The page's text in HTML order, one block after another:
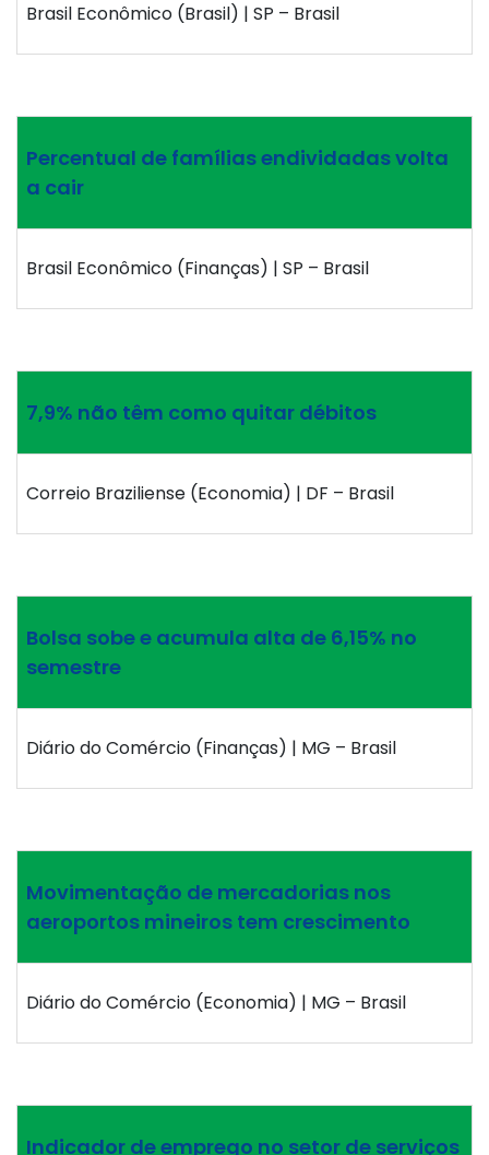
Brasil Econômico (Brasil) | SP – Brasil
Percentual de famílias endividadas volta
a cair
Brasil Econômico (Finanças) | SP – Brasil
7,9% não têm como quitar débitos
Correio Braziliense (Economia) | DF – Brasil
Bolsa sobe e acumula alta de 6,15% no
semestre
Diário do Comércio (Finanças) | MG – Brasil
Movimentação de mercadorias nos
aeroportos mineiros tem crescimento
Diário do Comércio (Economia) | MG – Brasil
Indicador de emprego no setor de serviços